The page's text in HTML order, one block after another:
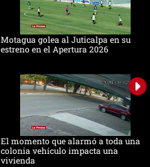
Motagua golea al Juticalpa en su
estreno en el Apertura 2026
El momento que alarmó a toda una
colonia vehículo impacta una
vivienda